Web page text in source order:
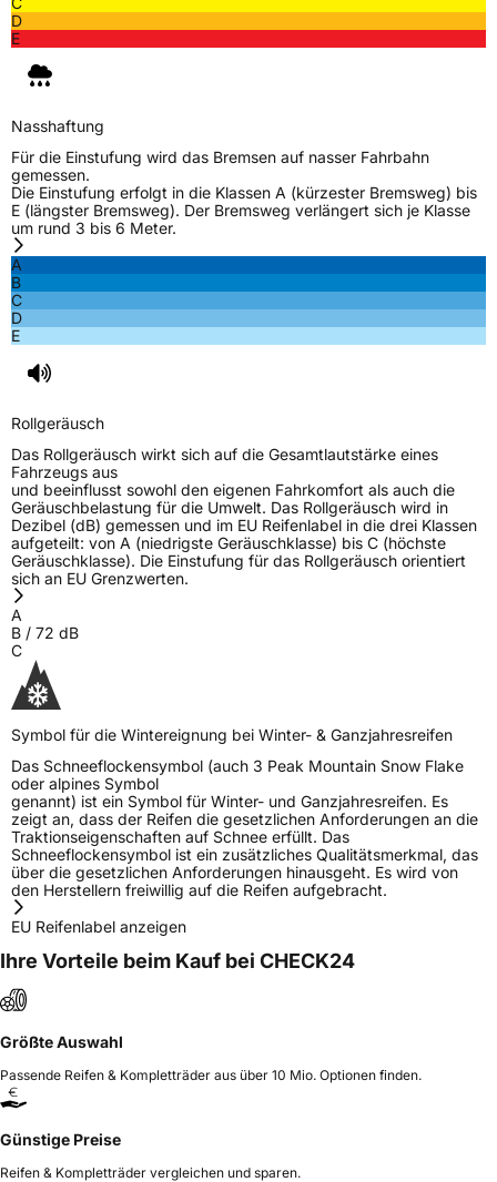
Allgemeine Produktsicherheit (GPSR)
HerstellerkontaktGoodyear S.A. Innovation Center, Avenue
D
E
Nasshaftung
Für die Einstufung wird das Bremsen auf nasser Fahrbahn
gemessen.
Die Einstufung erfolgt in die Klassen A (kürzester Bremsweg) bis
E (längster Bremsweg). Der Bremsweg verlängert sich je Klasse
um rund 3 bis 6 Meter.
A
B
C
D
E
Rollgeräusch
Das Rollgeräusch wirkt sich auf die Gesamtlautstärke eines
Fahrzeugs aus
und beeinflusst sowohl den eigenen Fahrkomfort als auch die
Geräuschbelastung für die Umwelt. Das Rollgeräusch wird in
Dezibel (dB) gemessen und im EU Reifenlabel in die drei Klassen
aufgeteilt: von A (niedrigste Geräuschklasse) bis C (höchste
Geräuschklasse). Die Einstufung für das Rollgeräusch orientiert
sich an EU Grenzwerten.
A
B / 72 dB
C
Symbol für die Wintereignung bei Winter- & Ganzjahresreifen
Das Schneeflockensymbol (auch 3 Peak Mountain Snow Flake
oder alpines Symbol
genannt) ist ein Symbol für Winter- und Ganzjahresreifen. Es
zeigt an, dass der Reifen die gesetzlichen Anforderungen an die
Traktionseigenschaften auf Schnee erfüllt. Das
Schneeflockensymbol ist ein zusätzliches Qualitätsmerkmal, das
über die gesetzlichen Anforderungen hinausgeht. Es wird von
den Herstellern freiwillig auf die Reifen aufgebracht.
EU Reifenlabel anzeigen
Ihre Vorteile beim Kauf bei CHECK24
Größte Auswahl
Passende Reifen & Kompletträder aus über 10 Mio. Optionen finden.
Günstige Preise
Reifen & Kompletträder vergleichen und sparen.